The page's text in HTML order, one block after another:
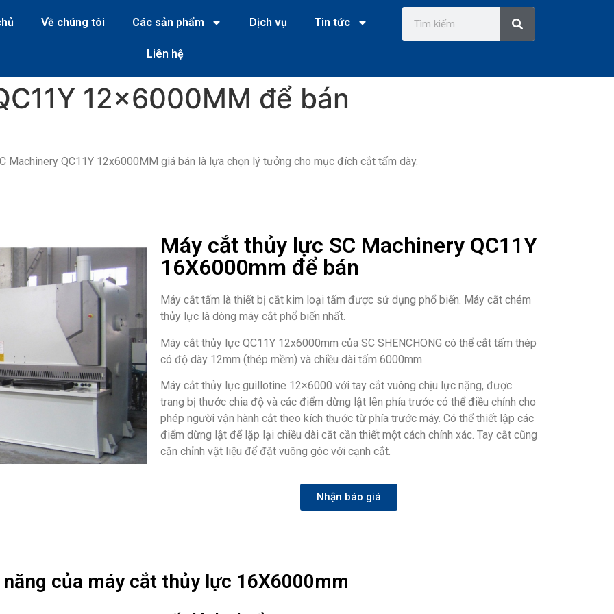
Về chúng tôi Các sản phẩm Dịch vụ Tin tức
Liên hệ
12x6000MM để bán
Machinery QC11Y 12x6000MM giá bán là lựa chọn lý tưởng cho mục đích cắt tấm dày.
Máy cắt thủy lực SC Machinery QC11Y
16X6000mm để bán
Máy cắt tấm là thiết bị cắt kim loại tấm được sử dụng phổ biến. Máy cắt chém
thủy lực là dòng máy cắt phổ biến nhất.
Máy cắt thủy lực QC11Y 12x6000mm của SC SHENCHONG có thể cắt tấm thép
có độ dày 12mm (thép mềm) và chiều dài tấm 6000mm.
Máy cắt thủy lực guillotine 12×6000 với tay cắt vuông chịu lực nặng, được
trang bị thước chia độ và các điểm dừng lật lên phía trước có thể điều chỉnh cho
phép người vận hành cắt theo kích thước từ phía trước máy. Có thể thiết lập các
điểm dừng lật để lặp lại chiều dài cắt cần thiết một cách chính xác. Tay cắt cũng
căn chỉnh vật liệu để đặt vuông góc với cạnh cắt.
Nhận báo giá
của máy cắt thủy lực 16X6000mm